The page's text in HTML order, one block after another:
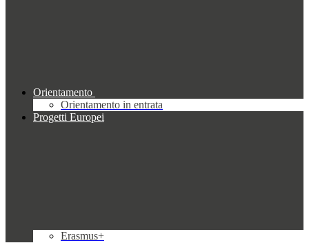
Orientamento
Orientamento in entrata
Progetti Europei
Erasmus+